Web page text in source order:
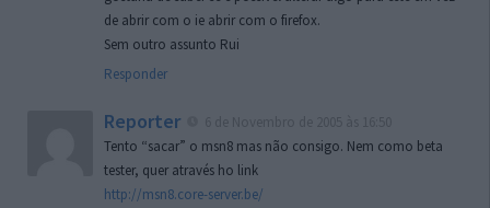
de abrir com o ie abrir com o firefox.
Sem outro assunto Rui
Responder
Reporter
Tento “sacar” o msn8 mas não consigo. Nem como beta
tester, quer através ho link
http://msn8.core-server.be/